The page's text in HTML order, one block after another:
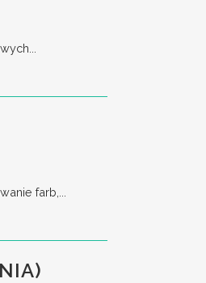
farb,...